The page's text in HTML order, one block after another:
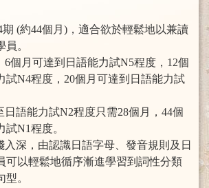
期 (約44個月)，適合欲於輕鬆地以兼讀
。
6個月可達到日語能力試N5程度，12個
試N4程度，20個月可達到日語能力試
日語能力試N2程度只需28個月，44個
試N1程度。
入深，由認識日語字母、發音規則及日
可以輕鬆地循序漸進學習到詞性分類
。